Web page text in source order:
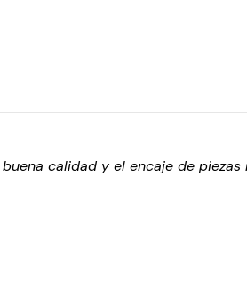
calidad y el encaje de piezas